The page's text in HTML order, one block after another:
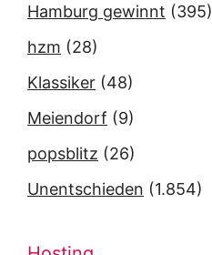
Hamburg gewinnt (395)
hzm (28)
Klassiker (48)
Meiendorf (9)
popsblitz (26)
Unentschieden (1.854)